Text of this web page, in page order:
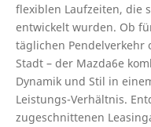
flexiblen Laufzeiten, die
entwickelt wurden. Ob
täglichen Pendelverkehr
Stadt – der Mazda6e
Dynamik und Stil in
Leistungs-Verhältnis.
zugeschnittenen